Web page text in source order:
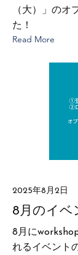
（大）」のオ
た！
Read More
2025年8月2日
8月のイベ
8月に
れるイベント